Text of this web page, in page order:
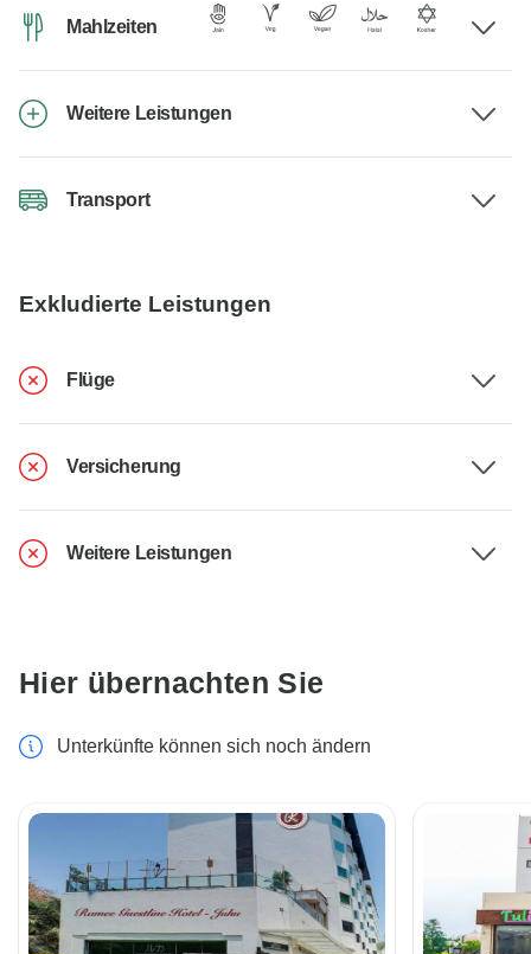
Mahlzeiten
Weitere Leistungen
Transport
Exkludierte Leistungen
Flüge
Versicherung
Weitere Leistungen
Hier übernachten Sie
Unterkünfte können sich noch ändern